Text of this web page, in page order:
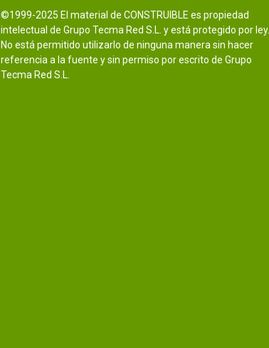
©1999-2025 El material de CONSTRUIBLE es propiedad
intelectual de Grupo Tecma Red S.L. y está protegido por ley.
No está permitido utilizarlo de ninguna manera sin hacer
referencia a la fuente y sin permiso por escrito de Grupo
Tecma Red S.L.